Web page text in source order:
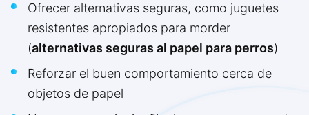
Ofrecer alternativas seguras, como juguetes
resistentes apropiados para morder
(alternativas seguras al papel para perros)
Reforzar el buen comportamiento cerca de
objetos de papel